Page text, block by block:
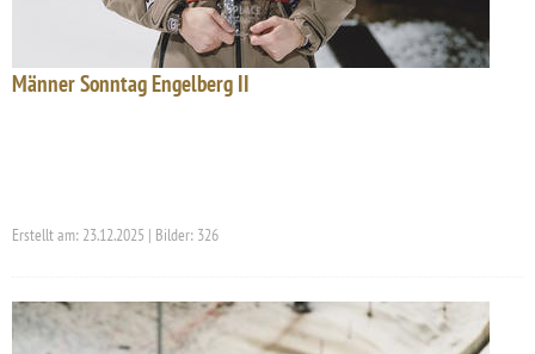
Männer Sonntag Engelberg II
Erstellt am: 23.12.2025 | Bilder: 326